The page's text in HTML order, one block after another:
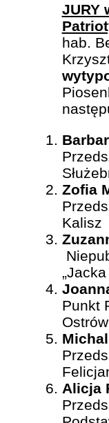
JURY
hab.
Zofia
Kalisz
Punkt
Alicja